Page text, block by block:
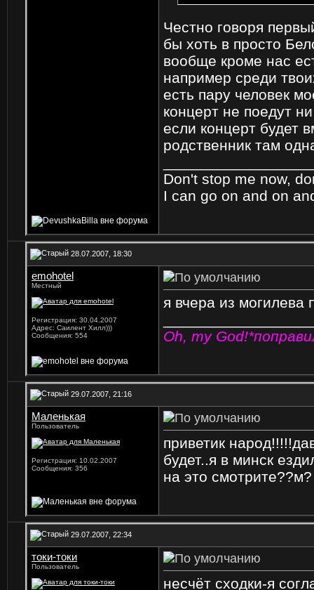
Честно говоря
бы хоть в просто
вообще кроме нас
например среди
есть пару человек
концерт не поедут
если концерт будет
родственник там
Don't stop me now,
I can go on and on
28.07.2007, 18:30
emohotel
Местный
Регистрация: 30.04.2007
Адрес: Саилент Хилл)))
Сообщения: 554
я вчера из
Оh, my
29.07.2007, 21:16
Маленькая
Пользователь
Регистрация: 10.02.2007
Сообщения: 356
приветик
будет..я в минск
на это смотрите??м?
29.07.2007, 22:34
токи-токи
Пользователь
несчёт сходки-я